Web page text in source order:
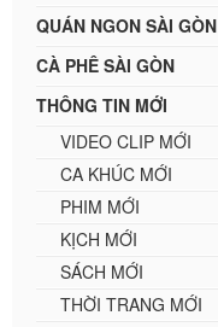
QUÁN NGON SÀI GÒN
CÀ PHÊ SÀI GÒN
THÔNG TIN MỚI
VIDEO CLIP MỚI
CA KHÚC MỚI
PHIM MỚI
KỊCH MỚI
SÁCH MỚI
THỜI TRANG MỚI